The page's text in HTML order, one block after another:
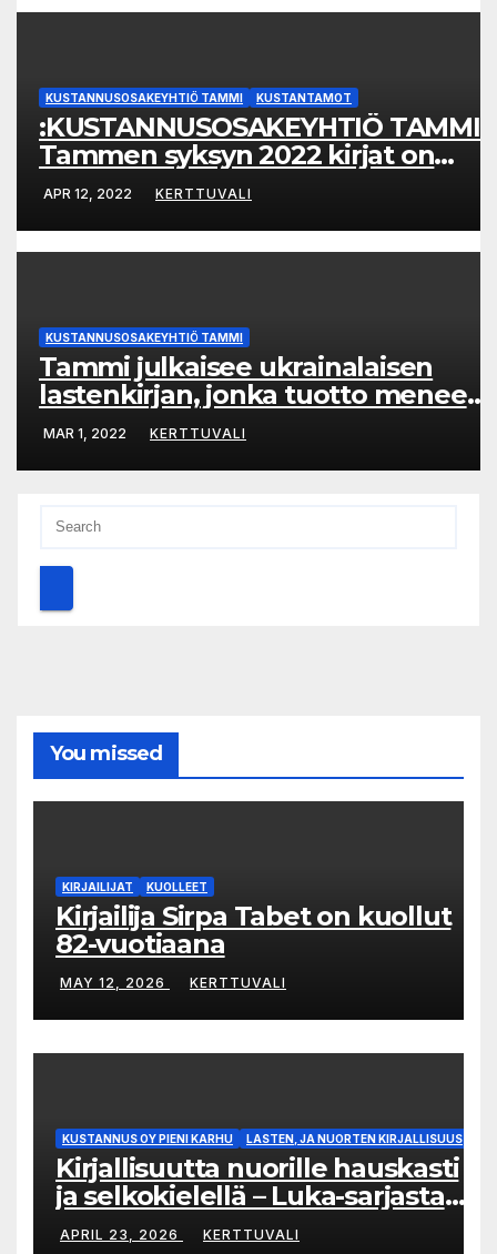
KUSTANNUSOSAKEYHTIÖ TAMMI KUSTANTAMOT
:KUSTANNUSOSAKEYHTIÖ TAMMI:
Tammen syksyn 2022 kirjat on
julkistettu
APR 12, 2022 KERTTUVALI
KUSTANNUSOSAKEYHTIÖ TAMMI
Tammi julkaisee ukrainalaisen
lastenkirjan, jonka tuotto menee
Ukrainan lasten hyväksi
MAR 1, 2022 KERTTUVALI
You missed
KIRJAILIJAT KUOLLEET
Kirjailija Sirpa Tabet on kuollut
82-vuotiaana
MAY 12, 2026 KERTTUVALI
KUSTANNUS OY PIENI KARHU LASTEN, JA NUORTEN KIRJALLISUUS
Kirjallisuutta nuorille hauskasti
ja selkokielellä – Luka-sarjasta
viides osa
APRIL 23, 2026 KERTTUVALI